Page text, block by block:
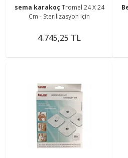
sema karakoç Tromel 24 X 24
Cm - Sterilizasyon Için
4.745,25 TL